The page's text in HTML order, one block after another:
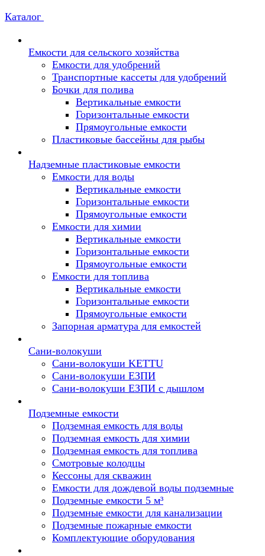
Каталог
Емкости для сельского хозяйства
Емкости для удобрений
Транспортные кассеты для удобрений
Бочки для полива
Вертикальные емкости
Горизонтальные емкости
Прямоугольные емкости
Пластиковые бассейны для рыбы
Надземные пластиковые емкости
Емкости для воды
Вертикальные емкости
Горизонтальные емкости
Прямоугольные емкости
Емкости для химии
Вертикальные емкости
Горизонтальные емкости
Прямоугольные емкости
Емкоcти для топлива
Вертикальные емкости
Горизонтальные емкости
Прямоугольные емкости
Запорная арматура для емкостей
Сани-волокуши
Сани-волокуши KETTU
Сани-волокуши ЕЗПИ
Сани-волокуши ЕЗПИ с дышлом
Подземные емкости
Подземная емкость для воды
Подземная емкость для химии
Подземная емкость для топлива
Смотровые колодцы
Кессоны для скважин
Емкости для дождевой воды подземные
Подземные емкости 5 м³
Подземные емкости для канализации
Подземные пожарные емкости
Комплектующие оборудования